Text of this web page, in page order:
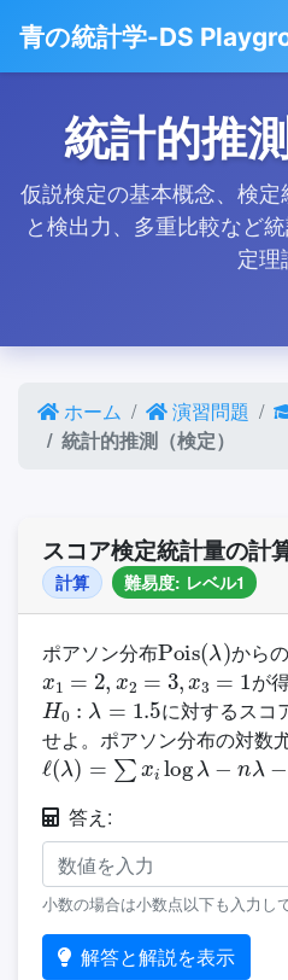
青の統計学-DS
統計的推
仮説検定の基本概念、検
と検出力、多重比較など
定理
ホーム 演習問題
統計的推測（検定）
スコア検定統計量の計
計算 難易度: レベル1
ポアソン分布
λ
から
x1= 2,x2=3,x3=1
が
H0:λ =1.5
に対するスコ
せよ。ポアソン分布の対数
ℓ(λ)= ∑xilogλ−nλ−∑log(
答え:
小数の場合は小数点以下も入力し
解答と解説を表示